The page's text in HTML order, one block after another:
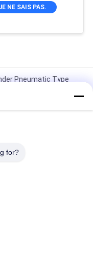
en noir
NE SAIS PAS.
Pneumatic Type
de bateau,
pour des docks
for?